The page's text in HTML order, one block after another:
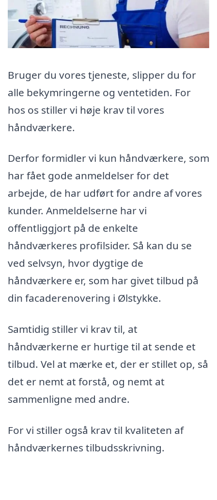
Bruger du vores tjeneste, slipper du for
alle bekymringerne og ventetiden. For
hos os stiller vi høje krav til vores
håndværkere.
Derfor formidler vi kun håndværkere, som
har fået gode anmeldelser for det
arbejde, de har udført for andre af vores
kunder. Anmeldelserne har vi
offentliggjort på de enkelte
håndværkeres profilsider. Så kan du se
ved selvsyn, hvor dygtige de
håndværkere er, som har givet tilbud på
din facaderenovering i Ølstykke.
Samtidig stiller vi krav til, at
håndværkerne er hurtige til at sende et
tilbud. Vel at mærke et, der er stillet op, så
det er nemt at forstå, og nemt at
sammenligne med andre.
For vi stiller også krav til kvaliteten af
håndværkernes tilbudsskrivning.